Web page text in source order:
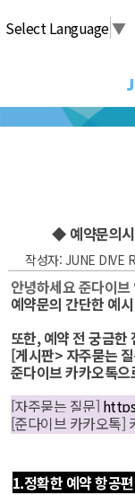
Select Language▼
◆ 예약문의
작성자: JUNE
안녕하세요 준다이
예약문의 간단한 예
또한, 예약 전 궁금한
[게시판> 자주묻는
준다이브 카카오톡
[자주묻는 질문]
[준다이브 카카오톡]
1.정확한 예약 항공